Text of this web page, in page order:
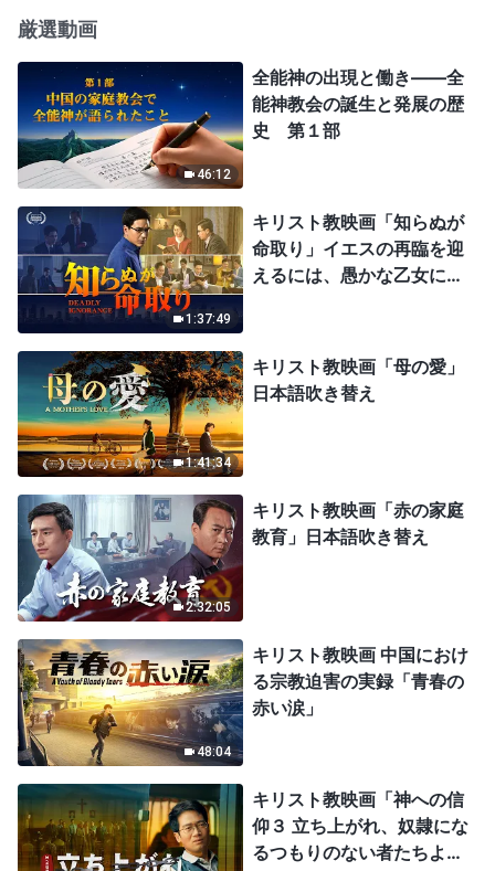
厳選動画
46:12
全能神の出現と働き——全
能神教会の誕生と発展の歴
史 第１部
1:37:49
キリスト教映画「知らぬが
命取り」イエスの再臨を迎
えるには、愚かな乙女にな
1:41:34
キリスト教映画「母の愛」
日本語吹き替え
2:32:05
キリスト教映画「赤の家庭
教育」日本語吹き替え
48:04
キリスト教映画 中国におけ
る宗教迫害の実録「青春の
赤い涙」
キリスト教映画「神への信
仰３ 立ち上がれ、奴隷にな
るつもりのない者たちよ」